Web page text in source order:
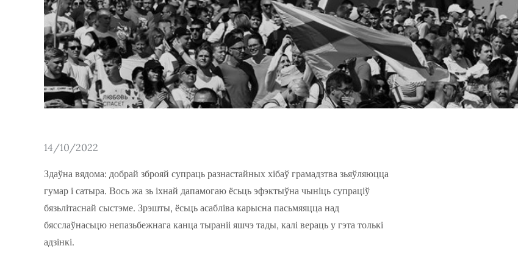
Posted
14/10/2022
Здаўна вядома: добрай зброяй супраць разнастайных хібаў грамадзтва зьяўляюцца
гумар і сатыра. Вось жа зь іхнай дапамогаю ёсьць эфэктыўна чыніць супраціў
бязьлітаснай сыстэме. Зрэшты, ёсьць асабліва карысна пасьмяяцца над
бясслаўнасьцю непазьбежнага канца тыраніі яшчэ тады, калі вераць у гэта толькі
адзінкі.